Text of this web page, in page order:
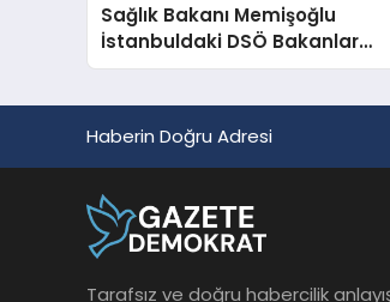
Sağlık Bakanı Memişoğlu
İstanbuldaki DSÖ Bakanlar
Konferansında Konuştu
Haberin Doğru Adresi
Tarafsız ve doğru habercilik